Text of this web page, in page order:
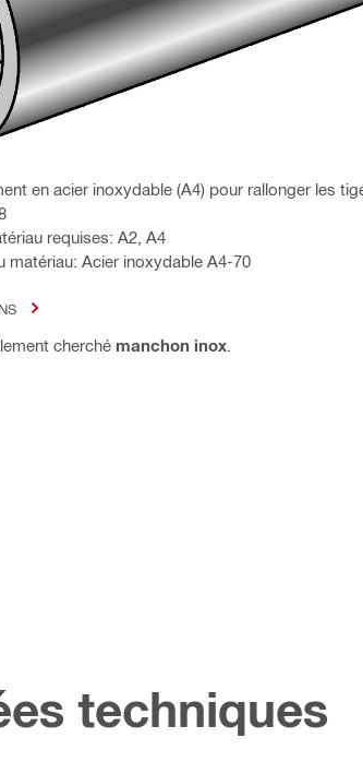
en acier inoxydable (A4) pour rallonger les
requises: A2, A4
matériau: Acier inoxydable A4-70
cherché manchon inox
techniques